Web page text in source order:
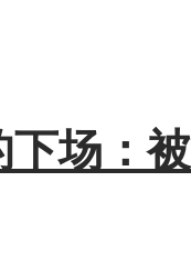
下场：